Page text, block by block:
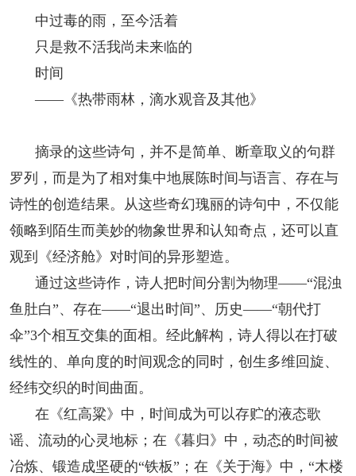
中过毒的雨，至今活着
只是救不活我尚未来临的
时间
——《热带雨林，滴水观音及其他》
摘录的这些诗句，并不是简单、断章取义的句群
罗列，而是为了相对集中地展陈时间与语言、存在与
诗性的创造结果。从这些奇幻瑰丽的诗句中，不仅能
领略到陌生而美妙的物象世界和认知奇点，还可以直
观到《经济舱》对时间的异形塑造。
通过这些诗作，诗人把时间分割为物理——“混浊
鱼肚白”、存在——“退出时间”、历史——“朝代打
伞”3个相互交集的面相。经此解构，诗人得以在打破
线性的、单向度的时间观念的同时，创生多维回旋、
经纬交织的时间曲面。
在《红高粱》中，时间成为可以存贮的液态歌
谣、流动的心灵地标；在《暮归》中，动态的时间被
冶炼、锻造成坚硬的“铁板”；在《关于海》中，“木楼